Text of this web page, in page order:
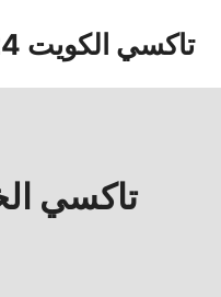
تاكسي الكويت 51777024
تاكسي